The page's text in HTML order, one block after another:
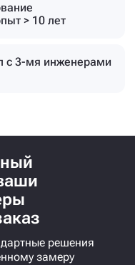
> 10 лет
с 3-мя инженерами
решения
замеру